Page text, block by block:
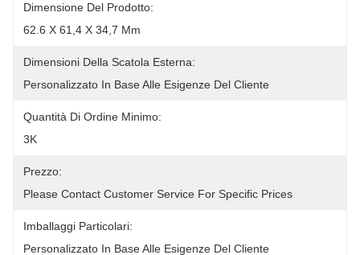
Dimensione Del Prodotto:
62.6 X 61,4 X 34,7 Mm
Dimensioni Della Scatola Esterna:
Personalizzato In Base Alle Esigenze Del Cliente
Quantità Di Ordine Minimo:
3K
Prezzo:
Please Contact Customer Service For Specific Prices
Imballaggi Particolari:
Personalizzato In Base Alle Esigenze Del Cliente